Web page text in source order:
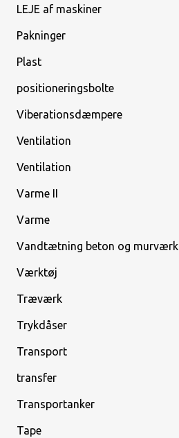
LEJE af maskiner
Pakninger
Plast
positioneringsbolte
Viberationsdæmpere
Ventilation
Ventilation
Varme II
Varme
Vandtætning beton og murværk
Værktøj
Træværk
Trykdåser
Transport
transfer
Transportanker
Tape